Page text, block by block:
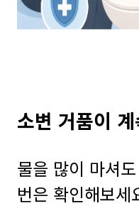
소변 거품이
물을 많이 마셔
번은 확인해보세